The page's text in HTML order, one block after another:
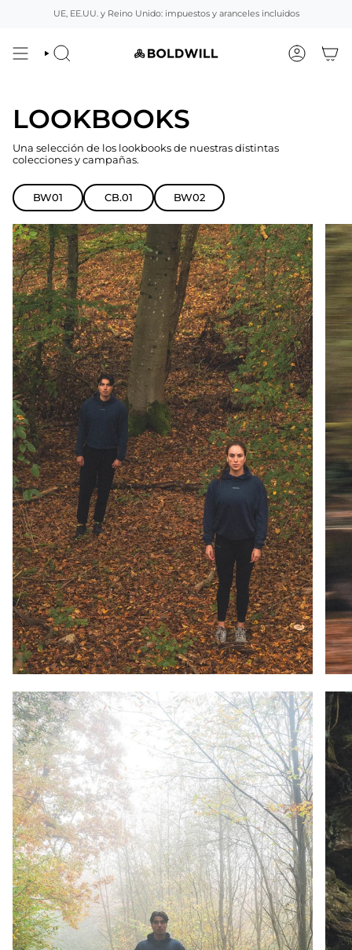
UE, EE.UU. y Reino Unido: impuestos y aranceles incluidos
BUSCAR CUENTA
LOOKBOOKS
Una selección de los lookbooks de nuestras distintas
colecciones y campañas.
BW01 CB.01 BW02